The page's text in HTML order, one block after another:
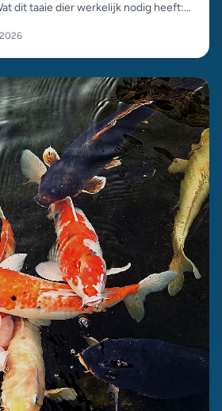
dit taaie dier werkelijk nodig heeft: